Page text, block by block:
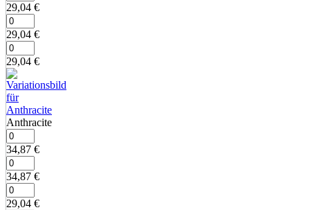
29,04 €
29,04 €
29,04 €
Anthracite
34,87 €
34,87 €
29,04 €